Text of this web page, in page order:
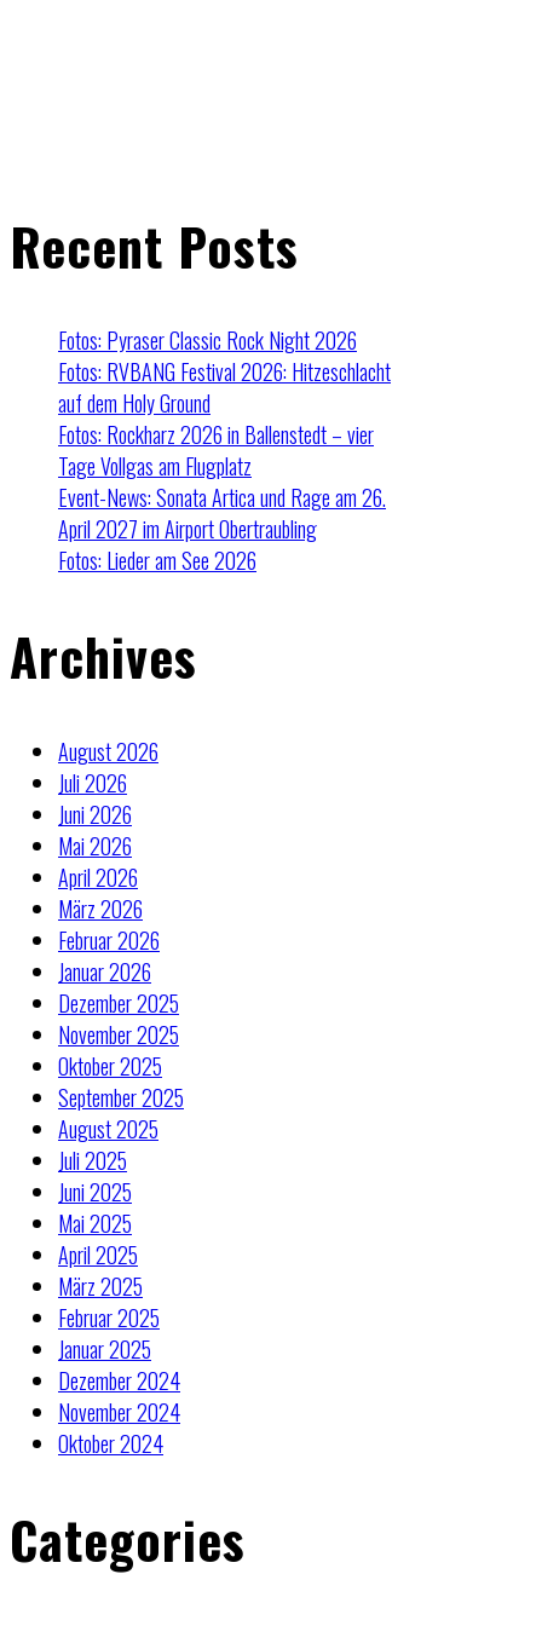
Recent Posts
Fotos: Pyraser Classic Rock Night 2026
Fotos: RVBANG Festival 2026: Hitzeschlacht
auf dem Holy Ground
Fotos: Rockharz 2026 in Ballenstedt – vier
Tage Vollgas am Flugplatz
Event-News: Sonata Artica und Rage am 26.
April 2027 im Airport Obertraubling
Fotos: Lieder am See 2026
Archives
August 2026
Juli 2026
Juni 2026
Mai 2026
April 2026
März 2026
Februar 2026
Januar 2026
Dezember 2025
November 2025
Oktober 2025
September 2025
August 2025
Juli 2025
Juni 2025
Mai 2025
April 2025
März 2025
Februar 2025
Januar 2025
Dezember 2024
November 2024
Oktober 2024
Categories